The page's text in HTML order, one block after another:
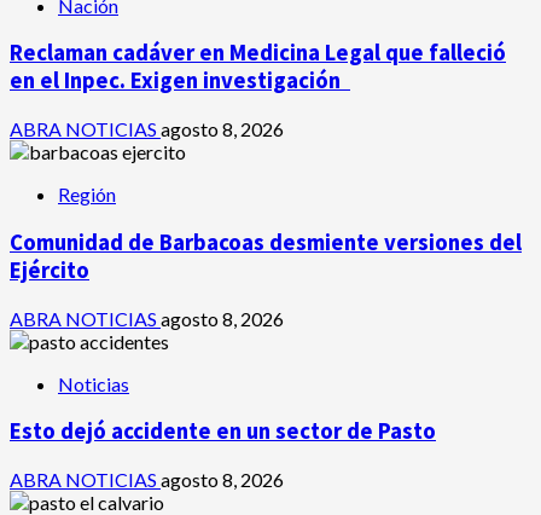
Nación
Reclaman cadáver en Medicina Legal que falleció
en el Inpec. Exigen investigación
ABRA NOTICIAS agosto 8, 2026
Región
Comunidad de Barbacoas desmiente versiones del
Ejército
ABRA NOTICIAS agosto 8, 2026
Noticias
Esto dejó accidente en un sector de Pasto
ABRA NOTICIAS agosto 8, 2026